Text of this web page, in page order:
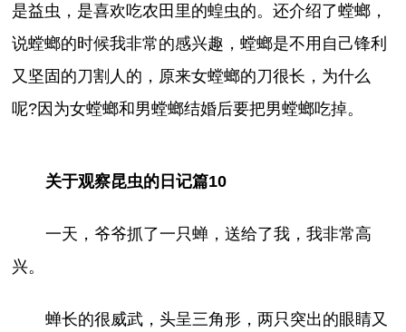
是益虫，是喜欢吃农田里的蝗虫的。还介绍了螳螂，
说螳螂的时候我非常的感兴趣，螳螂是不用自己锋利
又坚固的刀割人的，原来女螳螂的刀很长，为什么
呢?因为女螳螂和男螳螂结婚后要把男螳螂吃掉。
关于观察昆虫的日记篇10
一天，爷爷抓了一只蝉，送给了我，我非常高
兴。
蝉长的很威武，头呈三角形，两只突出的眼睛又